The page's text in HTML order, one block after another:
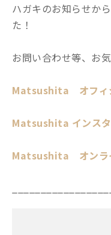
ハガキのお知らせか
た！
お問い合わせ等、お
Matsushita オフィ
Matsushita インス
Matsushita オンラ